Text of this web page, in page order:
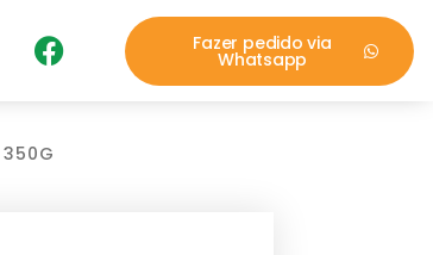
Fazer pedido via
Whatsapp
350G